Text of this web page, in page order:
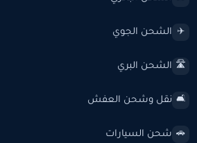
✈️ الشحن الجوي
🛣️ الشحن البري
🛋️ نقل وشحن العفش
🚗 شحن السيارات